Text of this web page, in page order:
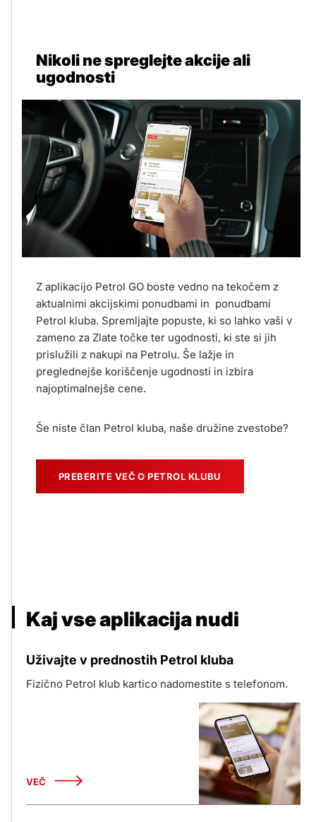
Nikoli ne spreglejte akcije ali
ugodnosti
Z aplikacijo Petrol GO boste vedno na tekočem z
aktualnimi akcijskimi ponudbami in ponudbami
Petrol kluba. Spremljajte popuste, ki so lahko vaši v
zameno za Zlate točke ter ugodnosti, ki ste si jih
prislužili z nakupi na Petrolu. Še lažje in
preglednejše koriščenje ugodnosti in izbira
najoptimalnejše cene.
Še niste član Petrol kluba, naše družine zvestobe?
PREBERITE VEČ O PETROL KLUBU
Kaj vse aplikacija nudi
Uživajte v prednostih Petrol kluba
Fizično Petrol klub kartico nadomestite s telefonom.
VEČ